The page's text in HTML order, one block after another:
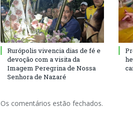
Rurópolis vivencia dias de fé e
devoção com a visita da
Imagem Peregrina de Nossa
Senhora de Nazaré
Os comentários estão fechados.